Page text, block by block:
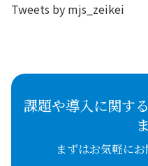
Tweets by mjs_zeikei
課題や導入に関す
まずはお気軽にお